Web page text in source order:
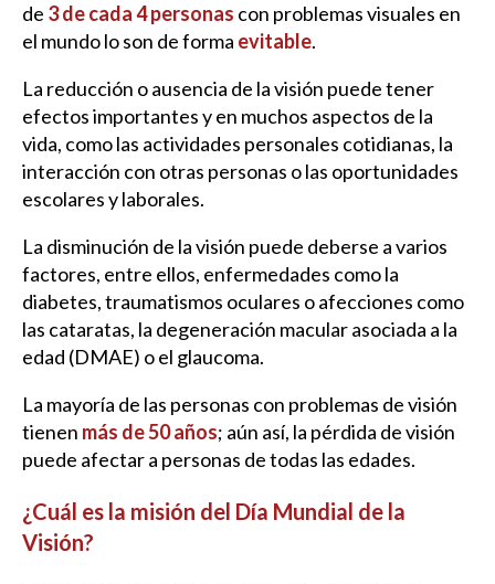
de 3 de cada 4personas con problemas visuales en
el mundo lo son de forma evitable.
La reducción o ausencia de la visión puede tener
efectos importantes y en muchos aspectos de la
vida, como las actividades personales cotidianas, la
interacción con otras personas o las oportunidades
escolares y laborales.
La disminución de la visión puede deberse a varios
factores, entre ellos, enfermedades como la
diabetes, traumatismos oculares o afecciones como
las cataratas, la degeneración macular asociada a la
edad (DMAE) o el glaucoma.
La mayoría de las personas con problemas de visión
tienen más de 50 años; aún así, la pérdida de visión
puede afectar a personas de todas las edades.
¿Cuál es la misión del Día Mundial de la
Visión?